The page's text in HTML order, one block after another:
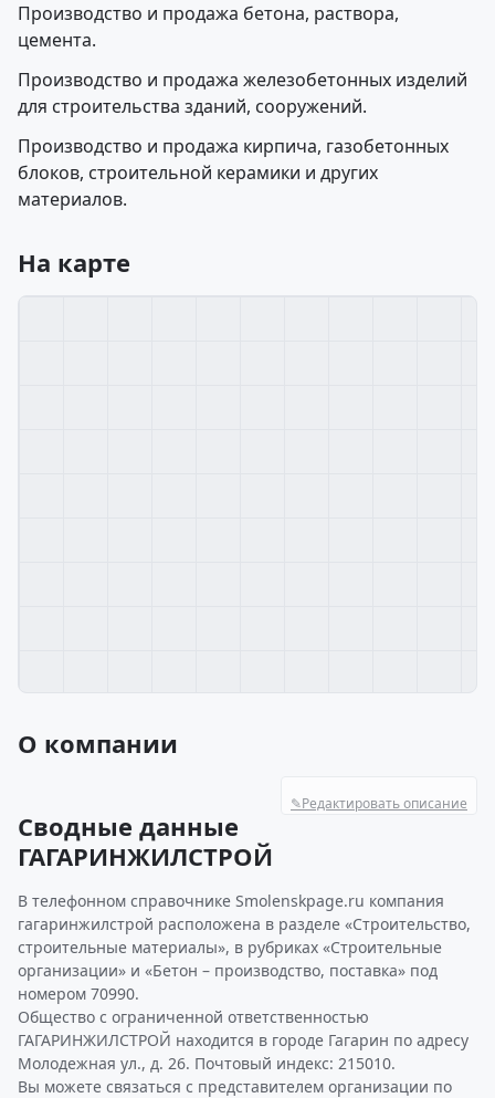
Производство и продажа бетона, раствора,
цемента.
Производство и продажа железобетонных изделий
для строительства зданий, сооружений.
Производство и продажа кирпича, газобетонных
блоков, строительной керамики и других
материалов.
На карте
О компании
✎Редактировать описание
Сводные данные
ГАГАРИНЖИЛСТРОЙ
В телефонном справочнике Smolenskpage.ru компания
гагаринжилстрой расположена в разделе «Строительство,
строительные материалы», в рубриках «Строительные
организации» и «Бетон – производство, поставка» под
номером 70990.
Общество с ограниченной ответственностью
ГАГАРИНЖИЛСТРОЙ находится в городе Гагарин по адресу
Молодежная ул., д. 26. Почтовый индекс: 215010.
Вы можете связаться с представителем организации по